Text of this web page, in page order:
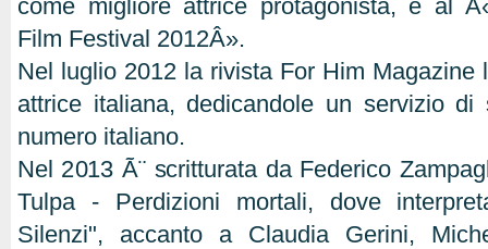
come migliore attrice protagonista, e al
Film Festival 2012Â».
Nel luglio 2012 la rivista For Him Magazine
attrice italiana, dedicandole un servizio
numero italiano.
Nel 2013 Ã¨ scritturata da Federico
Tulpa - Perdizioni mortali, dove
Silenzi", accanto a Claudia Gerini,